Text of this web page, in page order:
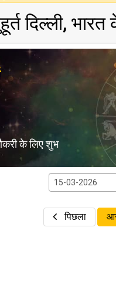
दिल्ली,
के लिए शुभ
पिछला